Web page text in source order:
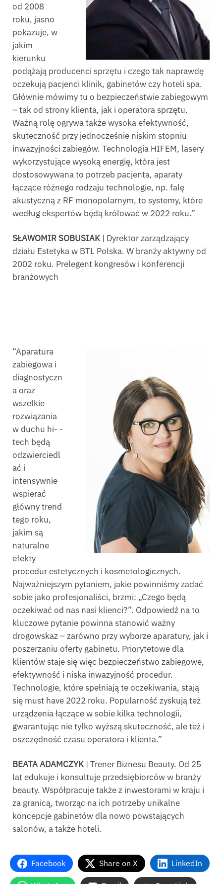
od 2008
roku, jasno
pokazuje, w
jakim
kierunku
podążają producenci sprzętu i czego tak naprawdę
oczekują pacjenci klinik, gabinetów czy hoteli spa.
Głównie mówimy tu o bezpieczeństwie zabiegowym
– tak od strony klienta, jak i operatora sprzętu.
Ważną rolę ogrywa także wysoka efektywność,
skuteczność przy jednocześnie niskim stopniu
inwazyjności zabiegów. Technologia HIFEM, lasery
wykorzystujące wysoką energię, która jest
dostosowywana to potrzeb pacjenta, aparaty
łączące różnego rodzaju technologie, np. falę
akustyczną z RF monopolarnym, to systemy, które
według ekspertów będą królować w 2022 roku.”
SŁAWOMIR SOBUSIAK | Dyrektor zarządzający
działu Estetyka w BTL Polska. W branży aktywny od
2002 roku. Prelegent kongresów i konferencji
branżowych
“Aparatura
zabiegowa i
diagnostyczn
a oraz
wszelkie
rozwiązania
w duchu hi- -
tech będą
odzwierciedl
ać i
intensywnie
wspierać
główny trend
tego roku,
jakim są
naturalne
efekty
procedur estetycznych i kosmetologicznych.
Najważniejszym pytaniem, jakie powinniśmy zadać
sobie jako profesjonaliści, brzmi: „Czego będą
oczekiwać od nas nasi klienci?”. Odpowiedź na to
kluczowe pytanie powinna stanowić ważny
drogowskaz – zarówno przy wyborze aparatury, jak i
poszerzaniu oferty gabinetu. Priorytetowe dla
klientów staje się więc bezpieczeństwo zabiegowe,
efektywność i niska inwazyjność procedur.
Technologie, które spełniają te oczekiwania, stają
się must have 2022 roku. Popularność zyskują też
urządzenia łączące w sobie kilka technologii,
gwarantując nie tylko wyższą skuteczność, ale też i
oszczędność czasu operatora i klienta.”
BEATA ADAMCZYK | Trener Biznesu Beauty. Od 25
lat edukuje i konsultuje przedsiębiorców w branży
beauty. Współpracuje także z inwestorami w kraju i
za granicą, tworząc na ich potrzeby unikalne
koncepcje gabinetów dla nowo powstających
salonów, a także hoteli.
Facebook Share on X LinkedIn